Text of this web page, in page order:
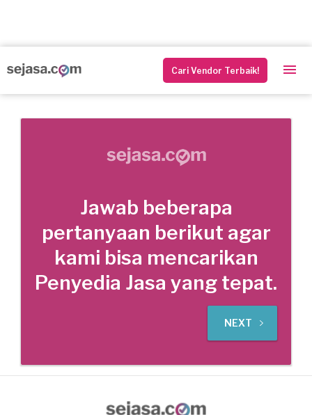
Cari Vendor Terbaik!
Jawab beberapa
pertanyaan berikut agar
kami bisa mencarikan
Penyedia Jasa yang tepat.
NEXT